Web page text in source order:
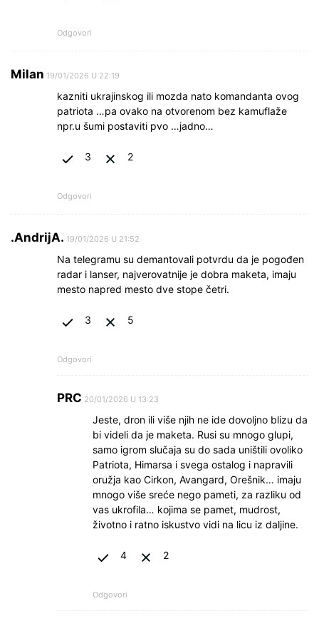
Odgovori
Milan 19/01/2026 U 22:19
kazniti ukrajinskog ili mozda nato komandanta ovog
patriota …pa ovako na otvorenom bez kamuflaže
npr.u šumi postaviti pvo …jadno…
3 2
Odgovori
.AndrijA. 19/01/2026 U 21:52
Na telegramu su demantovali potvrdu da je pogođen
radar i lanser, najverovatnije je dobra maketa, imaju
mesto napred mesto dve stope četri.
3 5
Odgovori
PRC 20/01/2026 U 13:23
Jeste, dron ili više njih ne ide dovoljno blizu da
bi videli da je maketa. Rusi su mnogo glupi,
samo igrom slučaja su do sada uništili ovoliko
Patriota, Himarsa i svega ostalog i napravili
oružja kao Cirkon, Avangard, Orešnik… imaju
mnogo više sreće nego pameti, za razliku od
vas ukrofila… kojima se pamet, mudrost,
životno i ratno iskustvo vidi na licu iz daljine.
4 2
Odgovori